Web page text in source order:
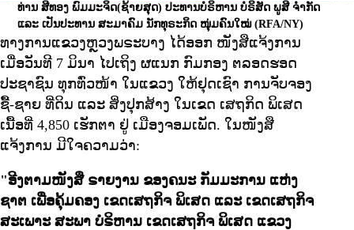
ທ່ານ ສີທອງ ພົມມະຈິດ(ຊ້າຍສຸດ) ປະທານບໍຣິຫານ ບໍຣິສັດ ພູສີ ຈໍາກັດ
ແລະ ເປັນປະທານ ສະມາຄົມ ນັກທຸຣະກິດ ໜຸ່ມຄົນໃໝ່(RFA/NY)
ທາງການແຂວງຫຼວງພຣະບາງ ໄດ້ອອກ ໜັງສືແຈ້ງການ
ເມື່ອວັນທີ 7 ມິນາ ໄປເຖິງ ຜແນກ ກົມກອງ ຕລອດຮອດ
ປະຊາຊົນ ທຸກທົ່ວໜ້າ ໃນແຂວງ ໃຫ້ຢຸດເຊົາ ການຈັບຈອງ
ຊື້້-ຊາຍ ທີ່ດິນ ແລະ ສິ່ງປຸກສ້າງ ໃນເຂດ ເສຖກິດ ພິເສດ
ເນື້ອທີ່ 4,850 ເຮັກຕາ ຢູ່ ເມືອງຈອມເພັດ. ໃນໜັງສື
ແຈ້ງການ ມີໃຈຄວາມວ່າ:
"ອີງຕາມໜັງສື ຣາຍງານ ຂອງຄນະ ກັມມະການ ແຫ່ງ
ຊາຕ ເພື່ອຄຸ້ມຄອງ ເຂດເສຖກິຈ ພິເສດ ແລະ ເຂດເສຖກິຈ
ສະເພາະ ສະພາ ບໍຣິຫານ ເຂດເສຖກິຈ ພິເສດ ແຂວງ